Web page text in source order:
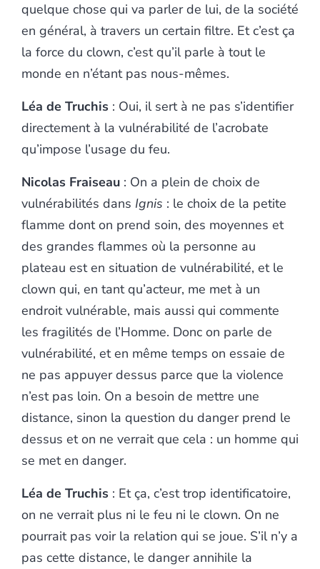
quelque chose qui va parler de lui, de la société
en général, à travers un certain filtre. Et c’est ça
la force du clown, c’est qu’il parle à tout le
monde en n’étant pas nous-mêmes.
Léa de Truchis : Oui, il sert à ne pas s’identifier
directement à la vulnérabilité de l’acrobate
qu’impose l’usage du feu.
Nicolas Fraiseau : On a plein de choix de
vulnérabilités dans Ignis : le choix de la petite
flamme dont on prend soin, des moyennes et
des grandes flammes où la personne au
plateau est en situation de vulnérabilité, et le
clown qui, en tant qu’acteur, me met à un
endroit vulnérable, mais aussi qui commente
les fragilités de l’Homme. Donc on parle de
vulnérabilité, et en même temps on essaie de
ne pas appuyer dessus parce que la violence
n’est pas loin. On a besoin de mettre une
distance, sinon la question du danger prend le
dessus et on ne verrait que cela : un homme qui
se met en danger.
Léa de Truchis : Et ça, c’est trop identificatoire,
on ne verrait plus ni le feu ni le clown. On ne
pourrait pas voir la relation qui se joue. S’il n’y a
pas cette distance, le danger annihile la